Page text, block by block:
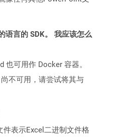
语言的 SDK。 我应该怎么
也可用作 Docker 容器。
不可用，请尝试将其与
件表示Excel二进制文件格